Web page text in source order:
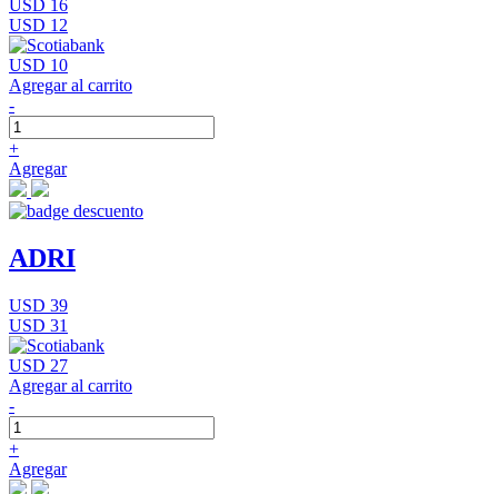
USD 16
USD 12
USD 10
Agregar al carrito
-
+
Agregar
ADRI
USD 39
USD 31
USD 27
Agregar al carrito
-
+
Agregar